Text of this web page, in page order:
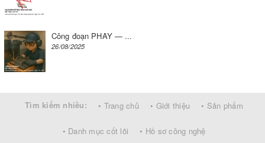
Công đoạn PHAY — ...
26/08/2025
Tìm kiếm nhiều: • Trang chủ • Giới thiệu • Sản phẩm
• Danh mục cốt lõi • Hồ sơ công nghệ